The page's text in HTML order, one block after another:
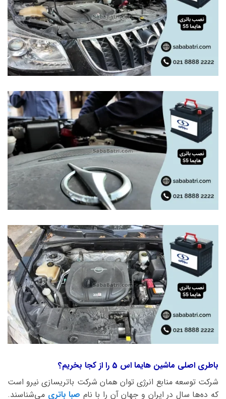
باطری اصلی ماشین هایما اس 5 را از کجا بخریم؟
شرکت توسعه منابع انرژی توان همان شرکت باتریسازی نیرو است
که ده‌ها سال در ایران و جهان آن را با نام صبا باتری می‌شناسند.